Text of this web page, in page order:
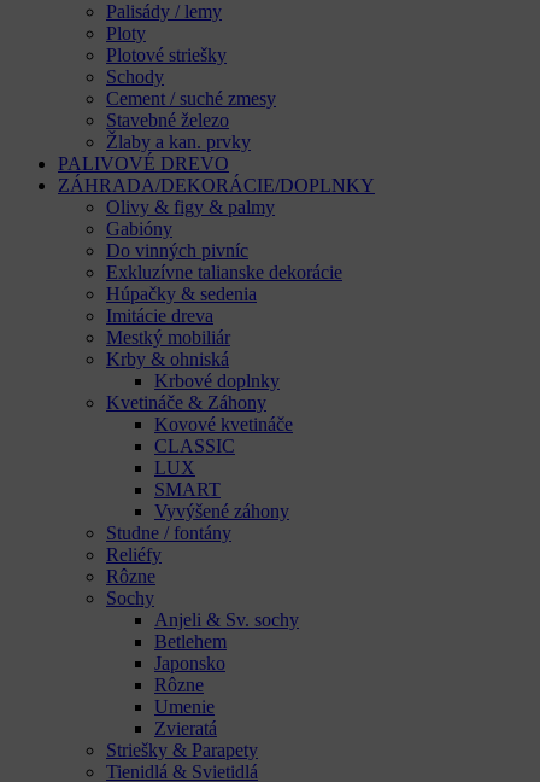
Palisády / lemy
Ploty
Plotové striešky
Schody
Cement / suché zmesy
Stavebné železo
Žlaby a kan. prvky
PALIVOVÉ DREVO
ZÁHRADA/DEKORÁCIE/DOPLNKY
Olivy & figy & palmy
Gabióny
Do vinných pivníc
Exkluzívne talianske dekorácie
Húpačky & sedenia
Imitácie dreva
Mestký mobiliár
Krby & ohniská
Krbové doplnky
Kvetináče & Záhony
Kovové kvetináče
CLASSIC
LUX
SMART
Vyvýšené záhony
Studne / fontány
Reliéfy
Rôzne
Sochy
Anjeli & Sv. sochy
Betlehem
Japonsko
Rôzne
Umenie
Zvieratá
Striešky & Parapety
Tienidlá & Svietidlá